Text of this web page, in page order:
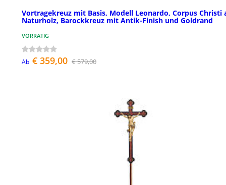
Vortragekreuz mit Basis, Modell Leonardo, Corpus Christi
Naturholz, Barockkreuz mit Antik-Finish und Goldrand
VORRÄTIG
Ab € 359,00 € 579,00